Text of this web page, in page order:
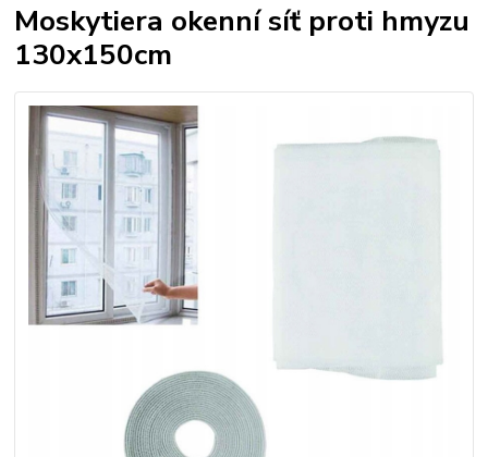
Moskytiera okenní síť proti hmyzu
130x150cm